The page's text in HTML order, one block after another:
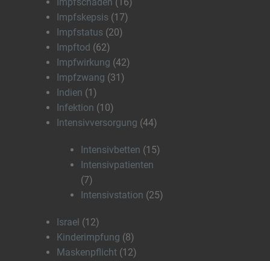
Impfskepsis (17)
Impfstatus (20)
Impftod (62)
Impfwirkung (42)
Impfzwang (31)
Indien (1)
Infektion (10)
Intensivversorgung (44)
Intensivbetten (15)
Intensivpatienten
(7)
Intensivstation (25)
Israel (12)
Kinderimpfung (8)
Maskenpflicht (12)